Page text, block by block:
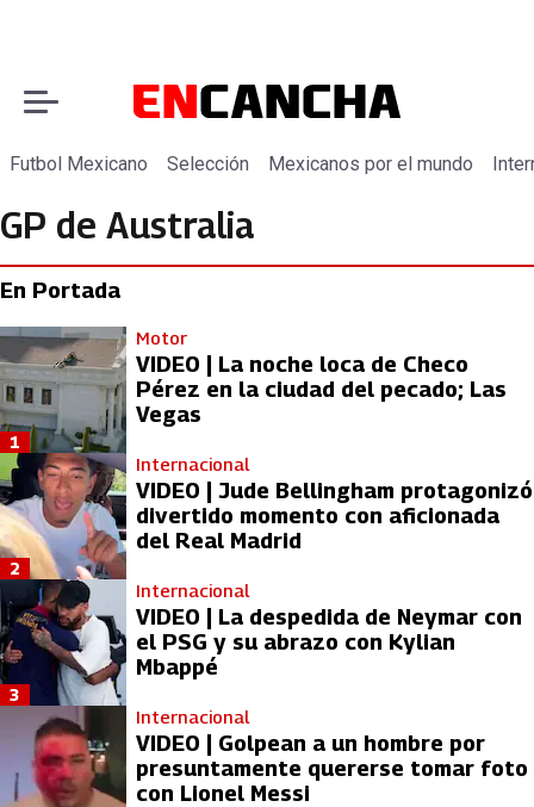
Futbol Mexicano Selección Mexicanos por el mundo
GP de Australia
En Portada
Motor
VIDEO | La noche loca de Checo
Pérez en la ciudad del pecado; Las
Vegas
1
Internacional
VIDEO | Jude Bellingham protagonizó
divertido momento con aficionada
del Real Madrid
2
Internacional
VIDEO | La despedida de Neymar con
el PSG y su abrazo con Kylian
Mbappé
3
Internacional
VIDEO | Golpean a un hombre por
presuntamente quererse tomar foto
con Lionel Messi